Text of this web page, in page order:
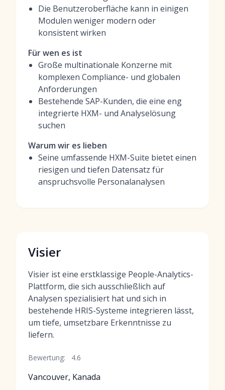
Die Benutzeroberfläche kann in einigen
Modulen weniger modern oder
konsistent wirken
Für wen es ist
Große multinationale Konzerne mit
komplexen Compliance- und globalen
Anforderungen
Bestehende SAP-Kunden, die eine eng
integrierte HXM- und Analyselösung
suchen
Warum wir es lieben
Seine umfassende HXM-Suite bietet einen
riesigen und tiefen Datensatz für
anspruchsvolle Personalanalysen
Visier
Visier ist eine erstklassige People-Analytics-
Plattform, die sich ausschließlich auf
Analysen spezialisiert hat und sich in
bestehende HRIS-Systeme integrieren lässt,
um tiefe, umsetzbare Erkenntnisse zu
liefern.
Bewertung: 4.6
Vancouver, Kanada